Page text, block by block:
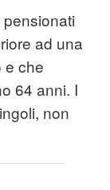
ad una
e che
64 anni. I
non